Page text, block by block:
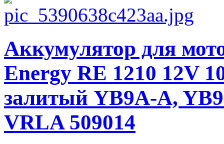
Аккумулятор для
Energy RE 1210 12V
залитый YB9A-A,
VRLA 509014